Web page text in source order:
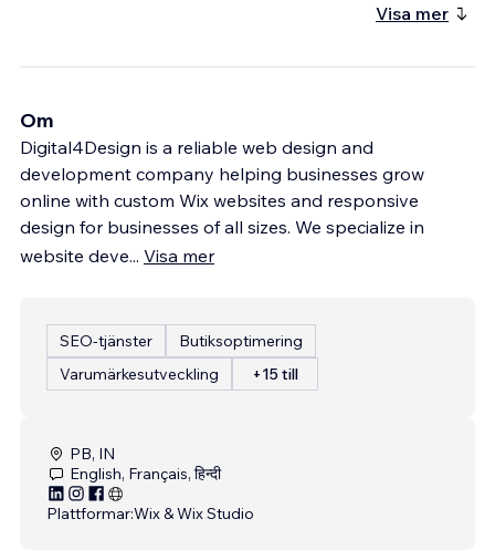
Visa mer
Om
Digital4Design is a reliable web design and
development company helping businesses grow
online with custom Wix websites and responsive
design for businesses of all sizes. We specialize in
website deve... Visa mer
SEO-tjänster
Butiksoptimering
Varumärkesutveckling
+15 till
PB, IN
English, Français, हिन्दी
Plattformar:Wix & Wix Studio